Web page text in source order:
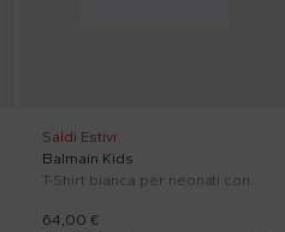
Saldi Estivi
Balmain Kids
64,00 €